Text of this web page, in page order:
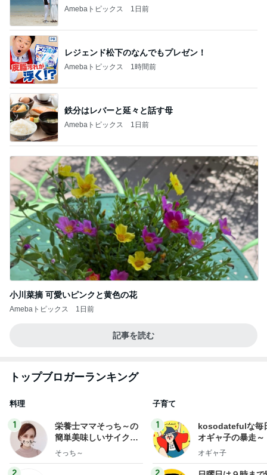
Amebaトピックス 1日前
レジェンド松下のなんでもプレゼン！
Amebaトピックス 1時間前
鉄分はレバーと延々と話す母
Amebaトピックス 1日前
小川菜摘 可愛いピンクと黄色の花
Amebaトピックス 1日前
記事を読む
トップブロガーランキング
料理
1
栄養士ママそっち～の
簡単美味しいサイクル
献立
そっち～
2
子育て
1
kosodatefulな毎
オギャ子の暴走～
オギャ子
2